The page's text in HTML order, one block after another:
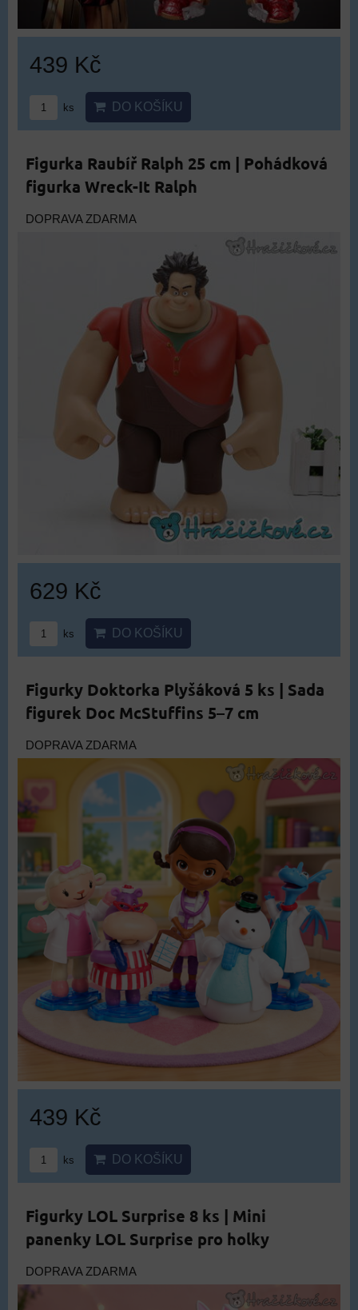
439 Kč
ks DO KOŠÍKU
Figurka Raubíř Ralph 25 cm | Pohádková
figurka Wreck-It Ralph
DOPRAVA ZDARMA
629 Kč
ks DO KOŠÍKU
Figurky Doktorka Plyšáková 5 ks | Sada
figurek Doc McStuffins 5–7 cm
DOPRAVA ZDARMA
439 Kč
ks DO KOŠÍKU
Figurky LOL Surprise 8 ks | Mini
panenky LOL Surprise pro holky
DOPRAVA ZDARMA